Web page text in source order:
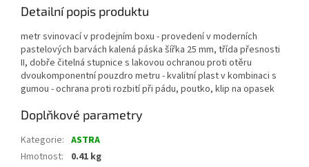
Detailní popis produktu
metr svinovací v prodejním boxu - provedení v moderních
pastelových barvách kalená páska šířka 25 mm, třída přesnosti
II, dobře čitelná stupnice s lakovou ochranou proti otěru
dvoukomponentní pouzdro metru - kvalitní plast v kombinaci s
gumou - ochrana proti rozbití při pádu, poutko, klip na opasek
Doplňkové parametry
Kategorie: ASTRA
Hmotnost:
0.41 kg